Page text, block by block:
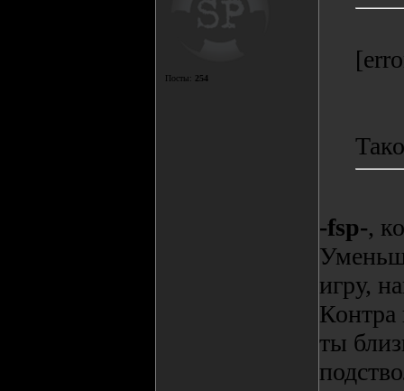
Посты: 254
-fsp-,
игру,
Контра
ты